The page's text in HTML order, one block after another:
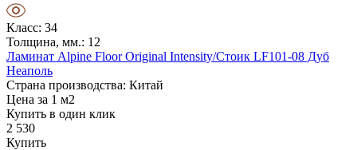
Класс: 34
Толщина, мм.: 12
Ламинат Alpine Floor Original Intensity/Стоик LF101-08 Дуб
Неаполь
Страна производства: Китай
Цена за 1 м2
Купить в один клик
2 530
Купить